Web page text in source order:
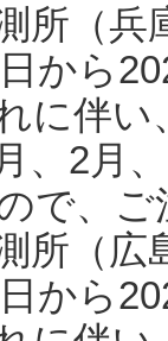
所（
から
に伴い
、2月
で、
所（
から